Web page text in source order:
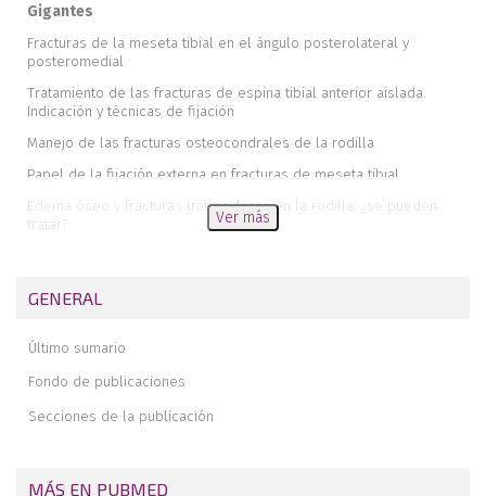
Gigantes
Fracturas de la meseta tibial en el ángulo posterolateral y
posteromedial
Tratamiento de las fracturas de espina tibial anterior aislada.
Indicación y técnicas de fijación
Manejo de las fracturas osteocondrales de la rodilla
Papel de la fijación externa en fracturas de meseta tibial
Edema óseo y fracturas trabeculares en la rodilla: ¿se pueden
tratar?
los juzgados de lo social en la ciudad de Cartagena contra una
mutua de accidente laboral en los años 2012, 2013 y 2014
Incapacidad laboral en el paciente con una amputación de un
Ver más
GENERAL
Último sumario
Fondo de publicaciones
Secciones de la publicación
MÁS EN PUBMED